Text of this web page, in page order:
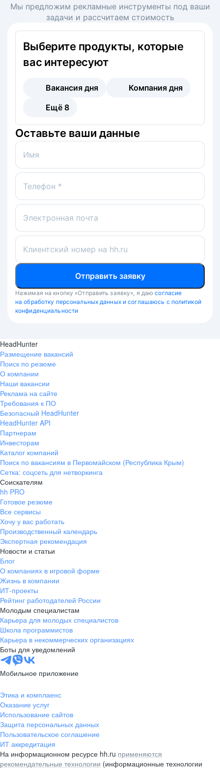
Мы предложим рекламные инструменты под ваши
задачи и рассчитаем стоимость
Выберите продукты, которые
вас интересуют
Вакансия дня
Компания дня
Ещё 8
Оставьте ваши данные
Имя
Телефон *
Электронная почта
Клиентский номер на hh.ru
Отправить заявку
Нажимая на кнопку «Отправить заявку», я даю согласие
на обработку персональных данных и соглашаюсь с политикой
конфиденциальности
HeadHunter
Размещение вакансий
Поиск по резюме
О компании
Наши вакансии
Реклама на сайте
Требования к ПО
Безопасный HeadHunter
HeadHunter API
Партнерам
Инвесторам
Каталог компаний
Поиск по вакансиям в Первомайском (Республика Крым)
Сетка: соцсеть для нетворкинга
Соискателям
hh PRO
Готовое резюме
Все сервисы
Хочу у вас работать
Производственный календарь
Экспертная рекомендация
Новости и статьи
Блог
О компаниях в игровой форме
Жизнь в компании
ИТ-проекты
Рейтинг работодателей России
Молодым специалистам
Карьера для молодых специалистов
Школа программистов
Карьера в некоммерческих организациях
Боты для уведомлений
Мобильное приложение
Этика и комплаенс
Оказание услуг
Использование сайтов
Защита персональных данных
Пользовательское соглашение
ИТ аккредитация
На информационном ресурсе hh.ru применяются
рекомендательные технологии (информационные технологии